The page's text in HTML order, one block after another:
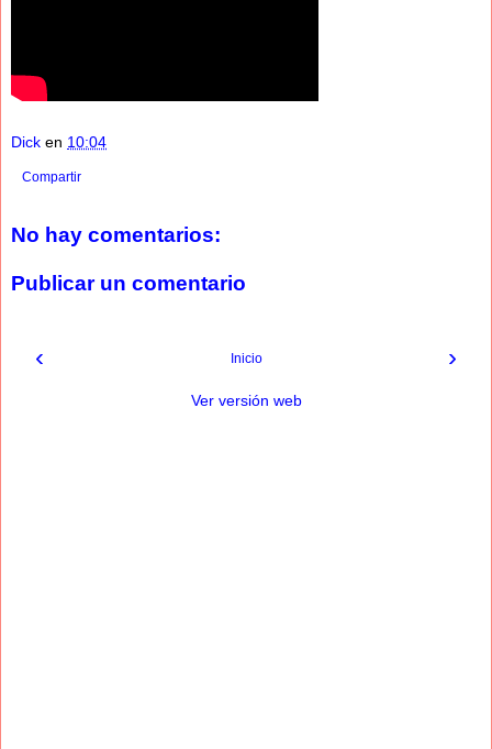
Dick en 10:04
Compartir
No hay comentarios:
Publicar un comentario
‹ ›
Inicio
Ver versión web